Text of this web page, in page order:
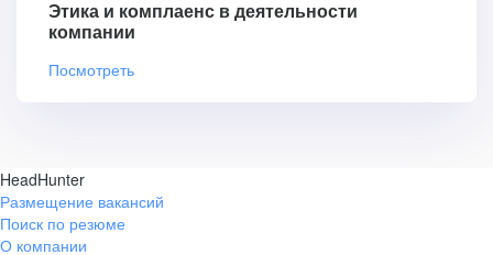
Этика и комплаенс в деятельности
компании
Посмотреть
HeadHunter
Размещение вакансий
Поиск по резюме
О компании